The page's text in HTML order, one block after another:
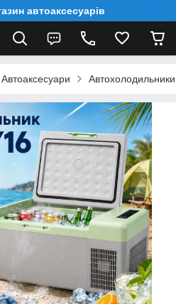
автоаксесуарів
Автоаксесуари